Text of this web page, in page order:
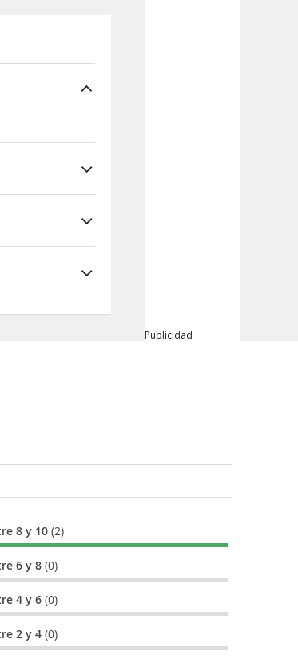
Publicidad
8 y 10 (2)
6 y 8 (0)
4 y 6 (0)
2 y 4 (0)